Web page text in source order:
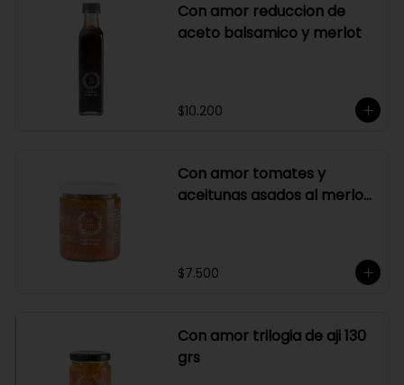
Con amor reduccion de
aceto balsamico y merlot
$10.200
Con amor tomates y
aceitunas asados al merlot
$7.500
Con amor trilogia de aji 130
grs